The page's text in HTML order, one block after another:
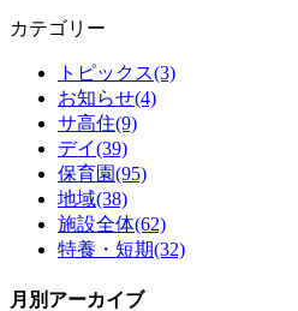
カテゴリー
トピックス(3)
お知らせ(4)
サ高住(9)
デイ(39)
保育園(95)
地域(38)
施設全体(62)
特養・短期(32)
月別アーカイブ